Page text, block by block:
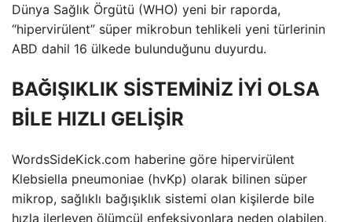
Dünya Sağlık Örgütü (WHO) yeni bir raporda,
“hipervirülent” süper mikrobun tehlikeli yeni türlerinin
ABD dahil 16 ülkede bulunduğunu duyurdu.
BAĞIŞIKLIK SİSTEMİNİZ İYİ OLSA
BİLE HIZLI GELİŞİR
WordsSideKick.com haberine göre hipervirülent
Klebsiella pneumoniae (hvKp) olarak bilinen süper
mikrop, sağlıklı bağışıklık sistemi olan kişilerde bile
hızla ilerleyen ölümcül enfeksiyonlara neden olabilen,